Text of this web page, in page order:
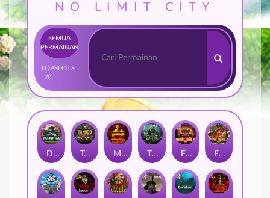
NO LIMIT CITY
SEMUA
PERMAINAN
TOP
20
SLOTS
Duck Hunters Fire in the Hole 3
Mental The Crypt Fire in the Hole 2
Tanked